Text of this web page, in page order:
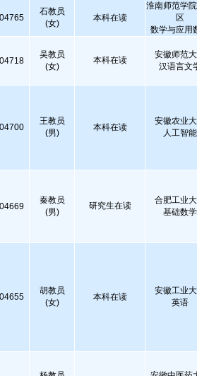
石教员
(女)
本科在读
淮南师范学
区
数学与应用
吴教员
(女)
本科在读
安徽师范
汉语言文
王教员
(男)
本科在读
安徽农业
人工智能
秦教员
(男)
研究生在读
合肥工业
基础数学
胡教员
(女)
本科在读
安徽工业
英语